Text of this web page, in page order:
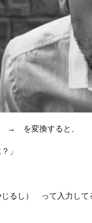
→ を変換すると、
」
し） って入力して